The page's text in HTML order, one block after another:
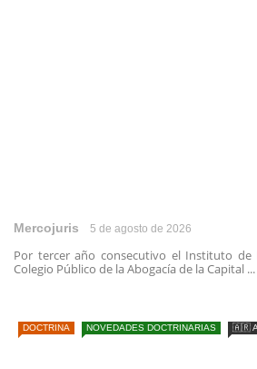
Mercojuris 5 de agosto de 2026
Por tercer año consecutivo el Instituto de
Colegio Público de la Abogacía de la Capital ...
DOCTRINA NOVEDADES DOCTRINARIAS 🇦🇷